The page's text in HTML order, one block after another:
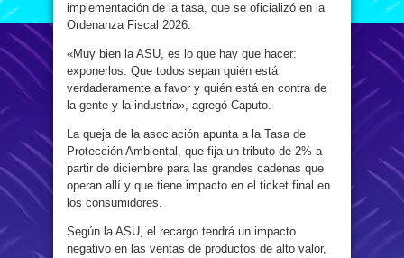
implementación de la tasa, que se oficializó en la
Ordenanza Fiscal 2026.
«Muy bien la ASU, es lo que hay que hacer:
exponerlos. Que todos sepan quién está
verdaderamente a favor y quién está en contra de
la gente y la industria», agregó Caputo.
La queja de la asociación apunta a la Tasa de
Protección Ambiental, que fija un tributo de 2% a
partir de diciembre para las grandes cadenas que
operan allí y que tiene impacto en el ticket final en
los consumidores.
Según la ASU, el recargo tendrá un impacto
negativo en las ventas de productos de alto valor,